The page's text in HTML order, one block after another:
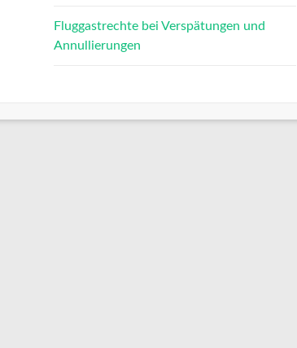
Fluggastrechte bei Verspätungen und
Annullierungen